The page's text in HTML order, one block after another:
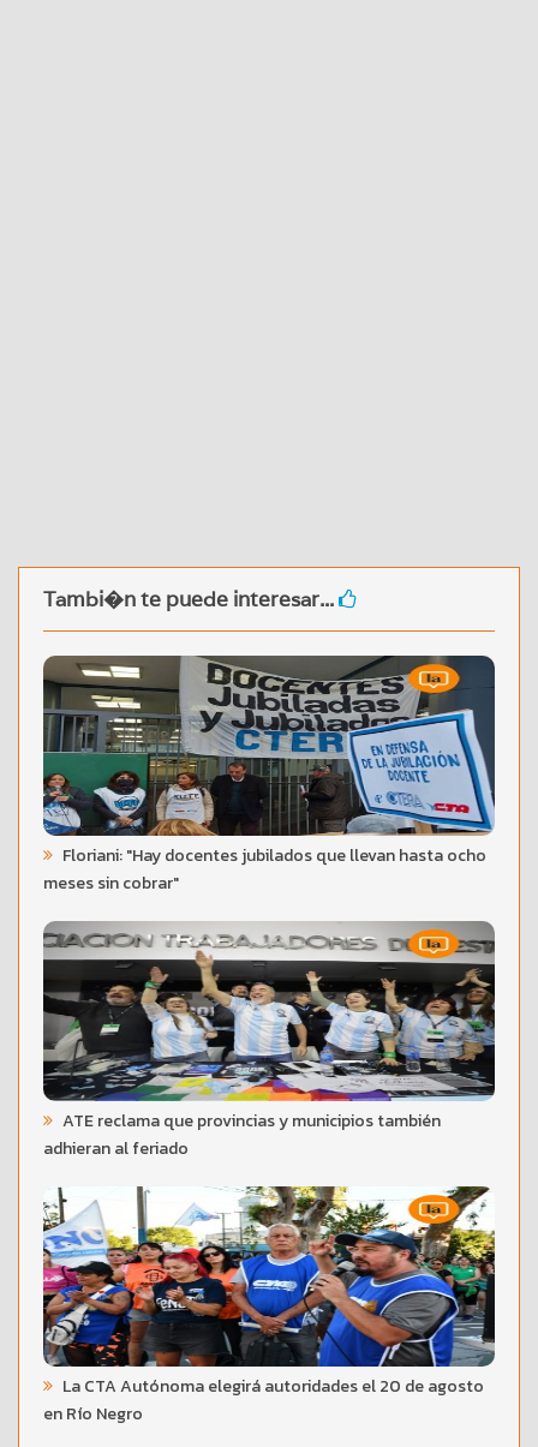
Tambi�n te puede interesar...
Floriani: "Hay docentes jubilados que llevan hasta ocho
meses sin cobrar"
ATE reclama que provincias y municipios también
adhieran al feriado
La CTA Autónoma elegirá autoridades el 20 de agosto
en Río Negro